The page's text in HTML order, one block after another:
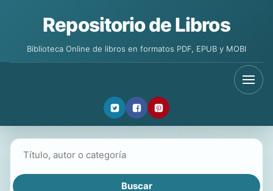
Repositorio de Libros
Biblioteca Online de libros en formatos PDF, EPUB y MOBI